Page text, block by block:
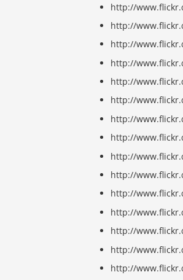
http://
http://
http://
http://
http://
http://
http://
http://
http://
http://
http://
http://
http://
http://
http://